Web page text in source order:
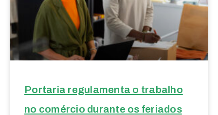
Portaria regulamenta o trabalho
no comércio durante os feriados